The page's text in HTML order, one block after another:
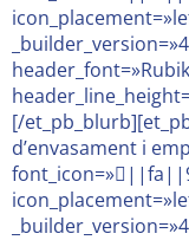
[/
d’envasament i